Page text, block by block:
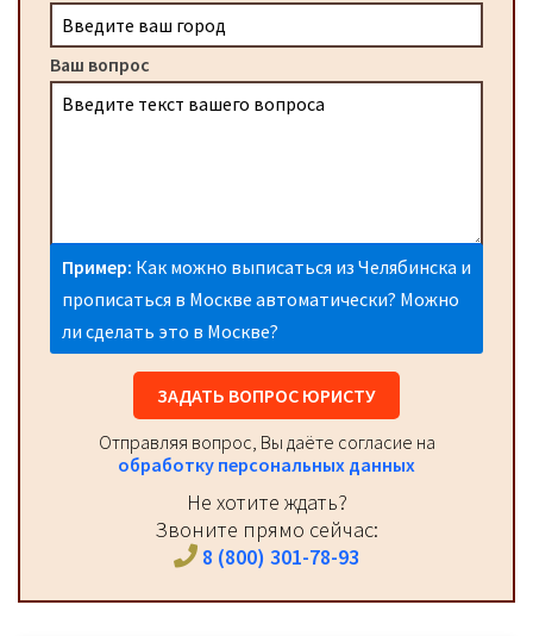
Ваш вопрос
Пример: Как можно выписаться из Челябинска и
прописаться в Москве автоматически? Можно
ли сделать это в Москве?
ЗАДАТЬ ВОПРОС ЮРИСТУ
Отправляя вопрос, Вы даёте согласие на
обработку персональных данных
Не хотите ждать?
Звоните прямо сейчас:
8 (800) 301-78-93